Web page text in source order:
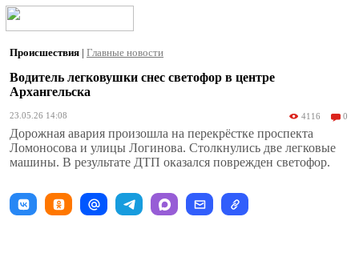
Происшествия | Главные новости
Водитель легковушки снес светофор в центре
Архангельска
23.05.26 14:08 4116 0
Дорожная авария произошла на перекрёстке проспекта
Ломоносова и улицы Логинова. Столкнулись две легковые
машины. В результате ДТП оказался поврежден светофор.